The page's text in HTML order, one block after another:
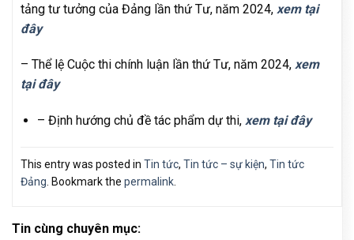
tảng tư tưởng của Đảng lần thứ Tư, năm 2024, xem tại
đây
– Thể lệ Cuộc thi chính luận lần thứ Tư, năm 2024, xem
tại đây
– Định hướng chủ đề tác phẩm dự thi, xem tại đây
This entry was posted in Tin tức, Tin tức – sự kiện, Tin tức
Đảng . Bookmark the permalink
Tin cùng chuyên mục: